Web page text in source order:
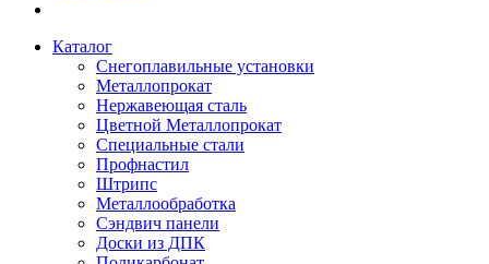
Каталог
Снегоплавильные установки
Металлопрокат
Нержавеющая сталь
Цветной Металлопрокат
Специальные стали
Профнастил
Штрипс
Металлообработка
Сэндвич панели
Доски из ДПК